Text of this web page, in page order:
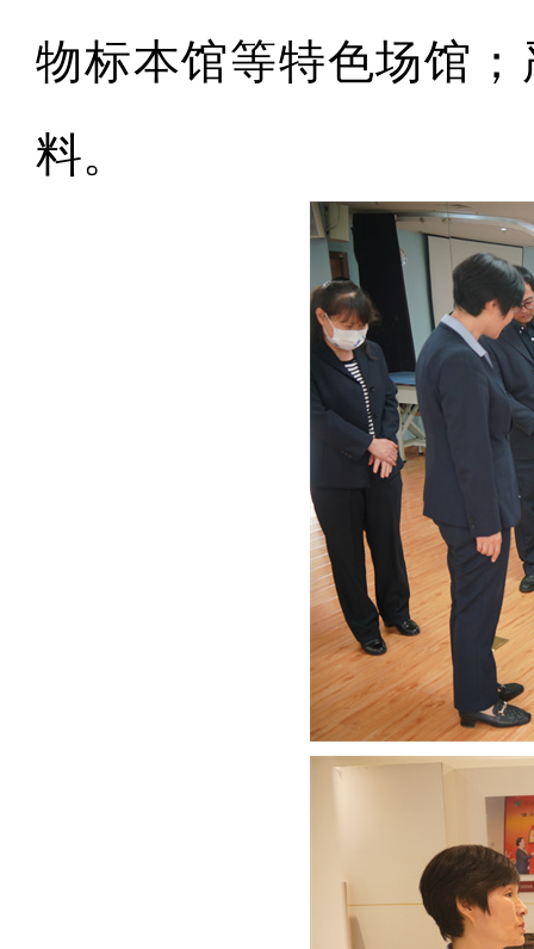
物标本馆等特色场馆
料。